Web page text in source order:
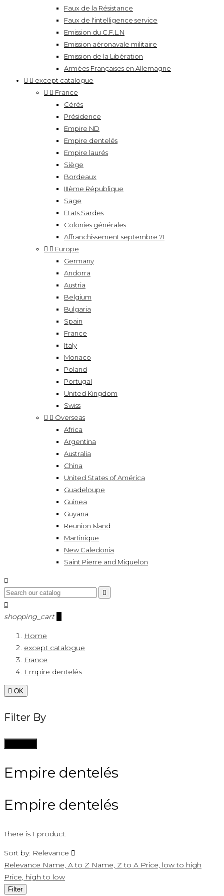
Faux de la Résistance
Faux de l'intelligence service
Emission du C.F.L.N
Emission aéronavale militaire
Emission de la Libération
Armées Françaises en Allemagne
  except catalogue
  France
Cérès
Présidence
Empire ND
Empire dentelés
Empire laurés
Siège
Bordeaux
IIIème République
Sage
Etats Sardes
Colonies générales
Affranchissement septembre 71
  Europe
Germany
Andorra
Austria
Belgium
Bulgaria
Spain
France
Italy
Monaco
Poland
Portugal
United Kingdom
Swiss
  Overseas
Africa
Argentina
Australia
China
United States of América
Guadeloupe
Guinea
Guyana
Reunion Island
Martinique
New Caledonia
Saint Pierre and Miquelon



shopping_cart
Home
except catalogue
France
Empire dentelés
 OK
Filter By
Empire dentelés
Empire dentelés
There is 1 product.
Sort by: Relevance 
Relevance Name, A to Z Name, Z to A Price, low to high
Price, high to low
Filter